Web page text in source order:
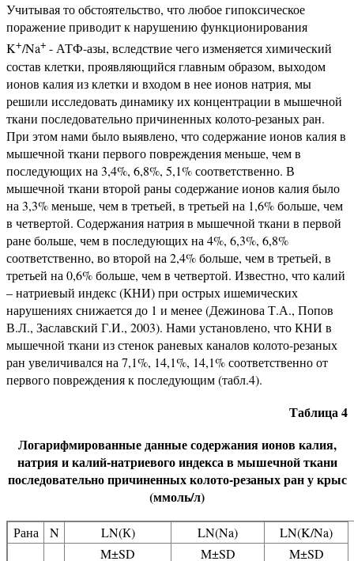
Учитывая то обстоятельство, что любое гипоксическое
поражение приводит к нарушению функционирования
K+/Na+ - АТФ-азы, вследствие чего изменяется химический
состав клетки, проявляющийся главным образом, выходом
ионов калия из клетки и входом в нее ионов натрия, мы
решили исследовать динамику их концентрации в мышечной
ткани последовательно причиненных колото-резаных ран.
При этом нами было выявлено, что содержание ионов калия в
мышечной ткани первого повреждения меньше, чем в
последующих на 3,4%, 6,8%, 5,1% соответственно. В
мышечной ткани второй раны содержание ионов калия было
на 3,3% меньше, чем в третьей, в третьей на 1,6% больше, чем
в четвертой. Содержания натрия в мышечной ткани в первой
ране больше, чем в последующих на 4%, 6,3%, 6,8%
соответственно, во второй на 2,4% больше, чем в третьей, в
третьей на 0,6% больше, чем в четвертой. Известно, что калий
– натриевый индекс (КНИ) при острых ишемических
нарушениях снижается до 1 и менее (Дежинова Т.А., Попов
В.Л., Заславский Г.И., 2003). Нами установлено, что КНИ в
мышечной ткани из стенок раневых каналов колото-резаных
ран увеличивался на 7,1%, 14,1%, 14,1% соответственно от
первого повреждения к последующим (табл.4).
Таблица 4
Логарифмированные данные содержания ионов калия,
натрия и калий-натриевого индекса в мышечной ткани
последовательно причиненных колото-резаных ран у крыс
(ммоль/л)
Рана N LN(К) LN(Na)
LN(K/Na)
M±SD
M±SD
M±SD